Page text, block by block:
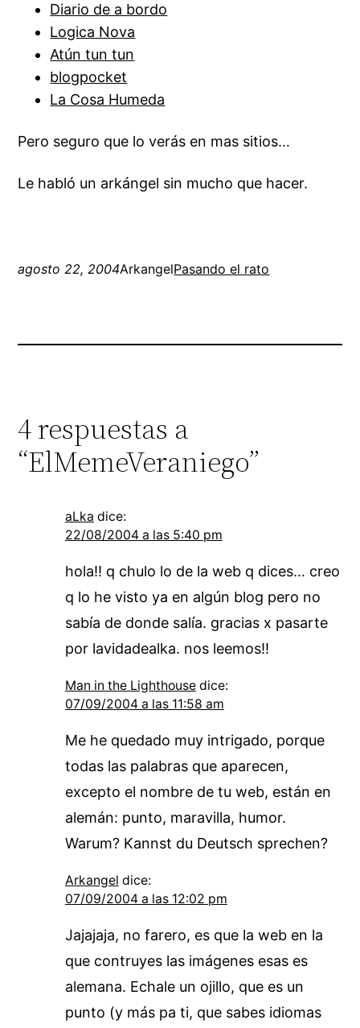
Diario de a bordo
Logica Nova
Atún tun tun
blogpocket
La Cosa Humeda
Pero seguro que lo verás en mas sitios…
Le habló un arkángel sin mucho que hacer.
agosto 22, 2004ArkangelPasando el rato
4 respuestas a
“ElMemeVeraniego”
aLka dice:
22/08/2004 a las 5:40 pm
hola!! q chulo lo de la web q dices… creo
q lo he visto ya en algún blog pero no
sabía de donde salía. gracias x pasarte
por lavidadealka. nos leemos!!
Man in the Lighthouse dice:
07/09/2004 a las 11:58 am
Me he quedado muy intrigado, porque
todas las palabras que aparecen,
excepto el nombre de tu web, están en
alemán: punto, maravilla, humor.
Warum? Kannst du Deutsch sprechen?
Arkangel dice:
07/09/2004 a las 12:02 pm
Jajajaja, no farero, es que la web en la
que contruyes las imágenes esas es
alemana. Echale un ojillo, que es un
punto (y más pa ti, que sabes idiomas